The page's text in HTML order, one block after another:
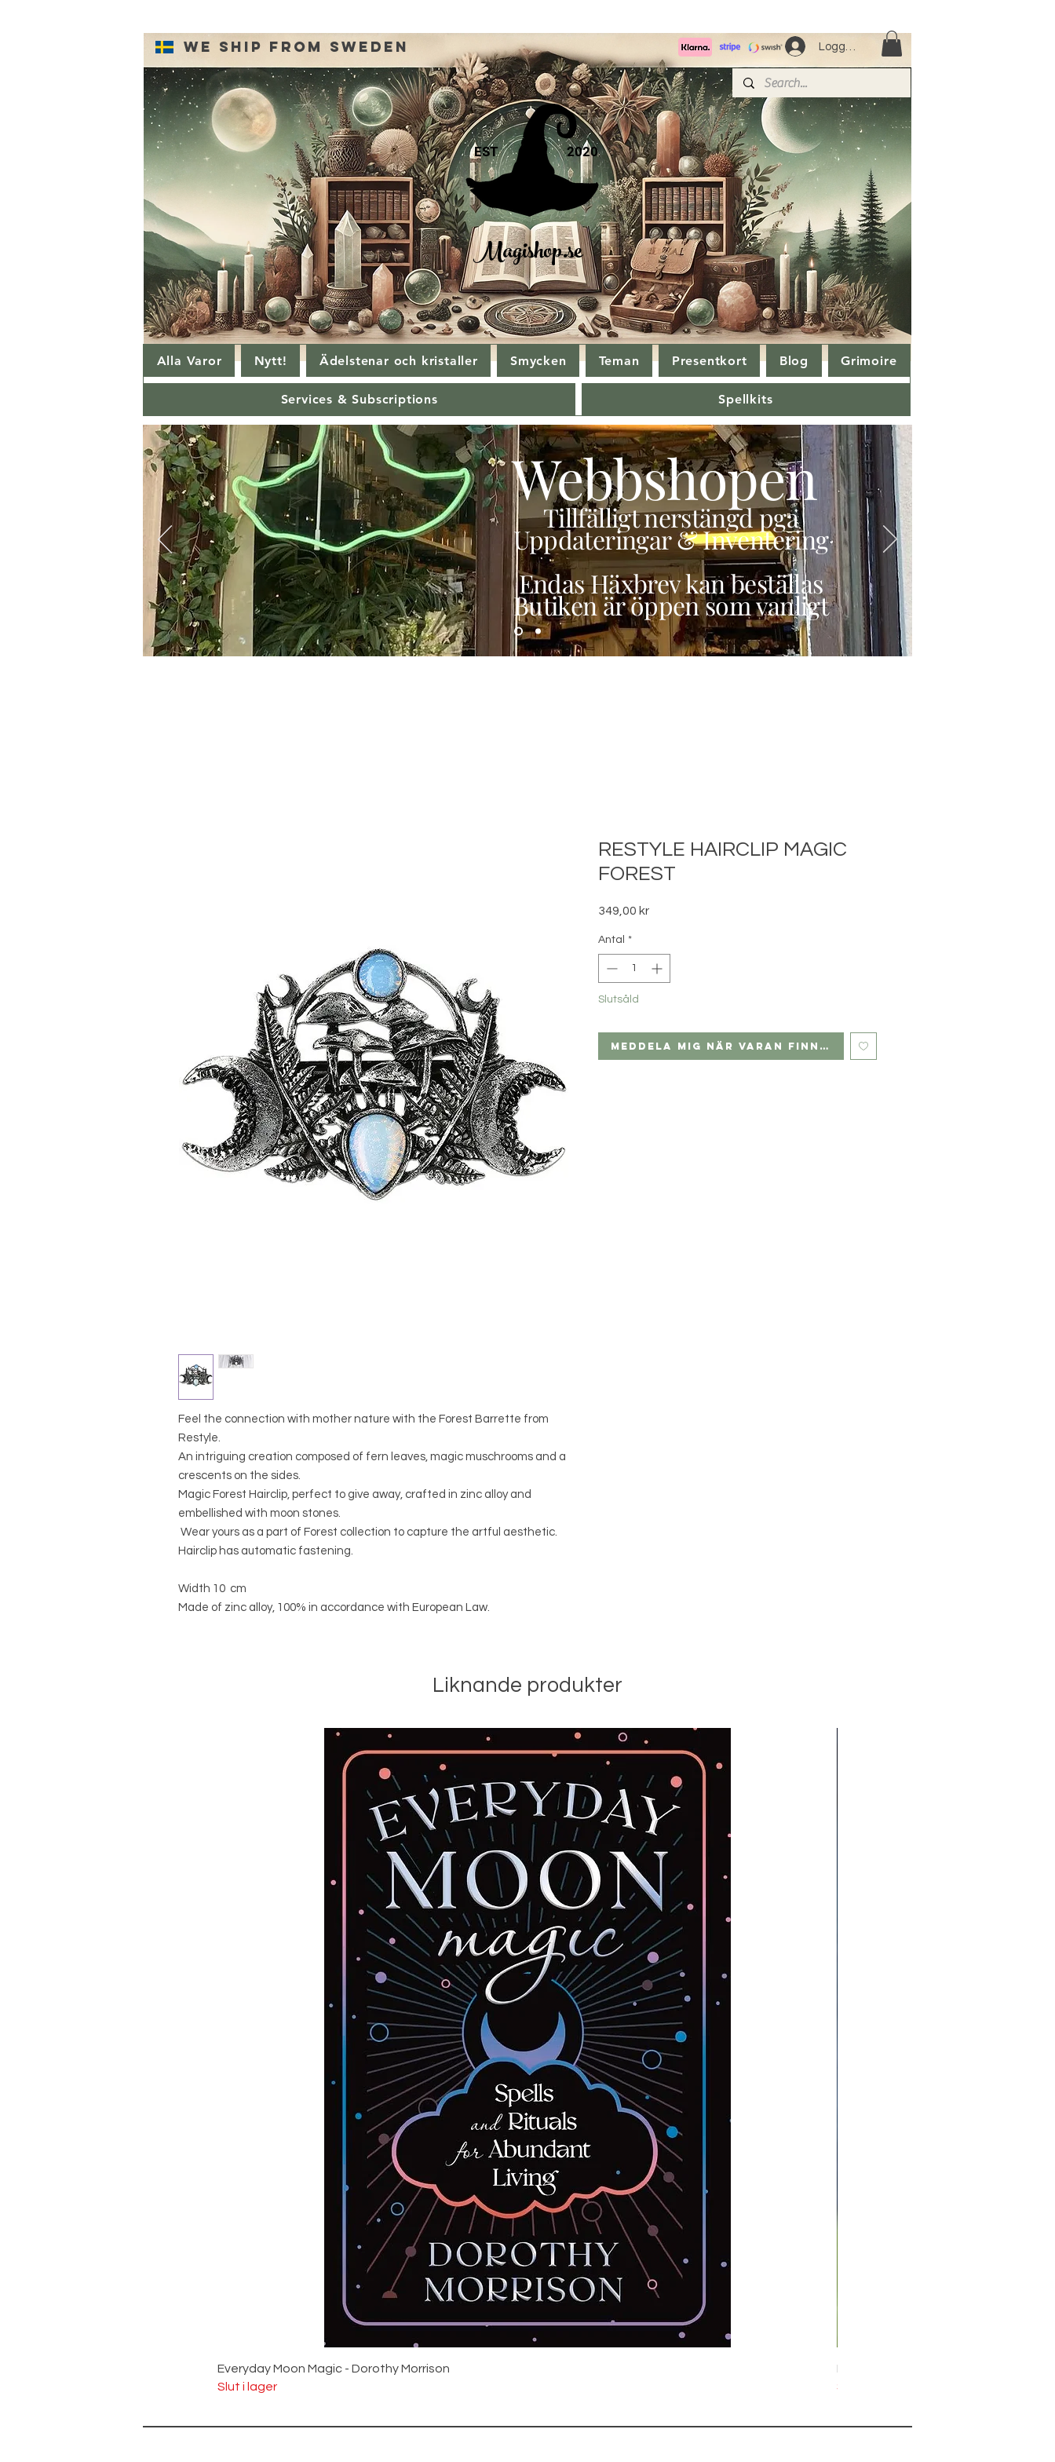
Logga in
We ship from Sweden
Magishop.se
2020
EST
Alla Varor Nytt! Ädelstenar och kristaller Smycken Teman Presentkort Blog Grimoire
Services & Subscriptions Spellkits
Webbshopen
Tillfälligt nerstängd pga
Uppdateringar & Inventering
Endas Häxbrev kan beställas
Butiken är öppen som vanligt
Feel the connection with mother nature with the Forest Barrette from
Restyle.
An intriguing creation composed of fern leaves, magic muschrooms and a
crescents on the sides.
Magic Forest Hairclip, perfect to give away, crafted in zinc alloy and
embellished with moon stones.
Wear yours as a part of Forest collection to capture the artful aesthetic.
Hairclip has automatic fastening.
Width 10 cm
Made of zinc alloy, 100% in accordance with European Law.
RESTYLE HAIRCLIP MAGIC
FOREST
349,00 krPris
Antal *
Slutsåld
Meddela mig när varan finns i lager
Liknande produkter
Everyday Moon Magic - Dorothy Morrison
Slut i lager
Midnight Hare Wild Tulip Incense
Slut i lager